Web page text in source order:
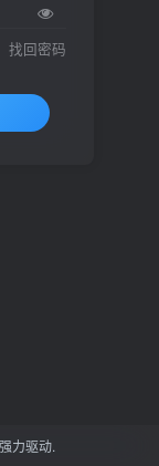
找回密码
强力驱动.